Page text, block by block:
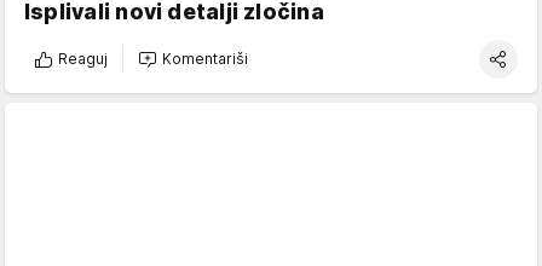
Isplivali novi detalji zločina
Reaguj Komentariši